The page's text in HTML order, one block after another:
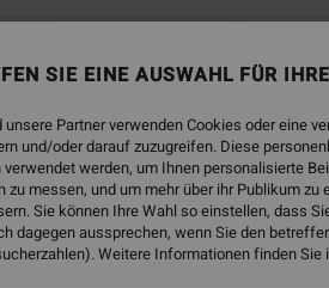
SIE EINE AUSWAHL FÜR
unsere Partner verwenden Cookies oder eine
und/oder darauf zuzugreifen. Diese
verwendet werden, um Ihnen personalisierte
zu messen, und um mehr über ihr Publikum
Sie können Ihre Wahl so einstellen, dass
dagegen aussprechen, wenn Sie den
Weitere Informationen finden Sie